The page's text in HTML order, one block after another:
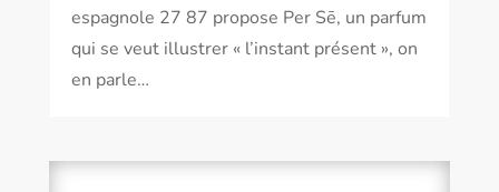
espagnole 27 87 propose Per Sē, un parfum
qui se veut illustrer « l’instant présent », on
en parle…